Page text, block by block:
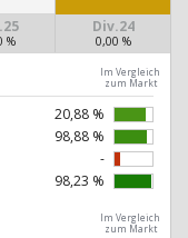
%
Div.24
0,00 %
Im Vergleich
zum Markt
20,88 %
98,88 %
-
98,23 %
Im Vergleich
zum Markt